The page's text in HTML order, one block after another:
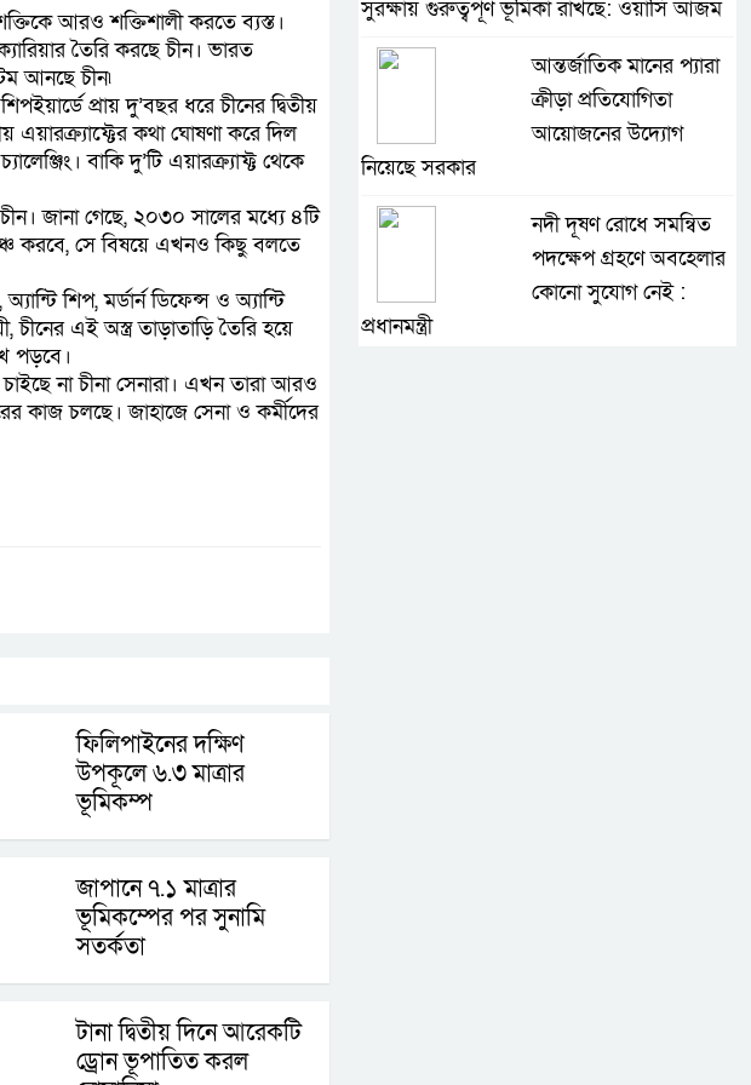
আরও শক্তিশালী করতে ব্যস্ত।
তৈরি করছে চীন। ভারত
আনছে চীন৷
প্রায় দু’বছর ধরে চীনের দ্বিতীয়
এয়ারক্র্যাফ্টের কথা ঘোষণা করে দিল
বাকি দু’টি এয়ারক্র্যাফ্ট থেকে
জানা গেছে, ২০৩০ সালের মধ্যে ৪টি
করবে, সে বিষয়ে এখনও কিছু বলতে
শিপ, মর্ডার্ন ডিফেন্স ও অ্যান্টি
এই অস্ত্র তাড়াতাড়ি তৈরি হয়ে
পড়বে।
না চীনা সেনারা। এখন তারা আরও
কাজ চলছে। জাহাজে সেনা ও কর্মীদের
ফিলিপাইনের দক্ষিণ
উপকূলে ৬.৩ মাত্রার
ভূমিকম্প
জাপানে ৭.১ মাত্রার
ভূমিকম্পের পর সুনামি
সতর্কতা
টানা দ্বিতীয় দিনে আরেকটি
ড্রোন ভূপাতিত করল
সুরক্ষায় গুরুত্বপূর্ণ ভূমিকা রাখছে: ওয়াসি আজম
আন্তর্জাতিক মানের প্যারা
ক্রীড়া প্রতিযোগিতা
আয়োজনের উদ্যোগ
নিয়েছে সরকার
নদী দূষণ রোধে সমন্বিত
পদক্ষেপ গ্রহণে অবহেলার
কোনো সুযোগ নেই :
প্রধানমন্ত্রী